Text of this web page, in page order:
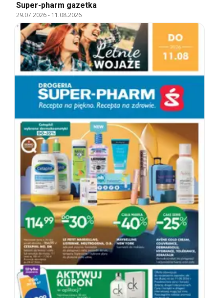
Super-pharm gazetka
29.07.2026- 11.08.2026